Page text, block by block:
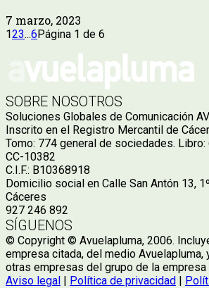
7 marzo, 2023
123...6Página 1 de 6
SOBRE NOSOTROS
Soluciones Globales de Comunicación
Inscrito en el Registro Mercantil de
Tomo: 774 general de sociedades. Libro:
CC-10382
C.I.F.: B10368918
Domicilio social en Calle San Antón 13,
Cáceres
927 246 892
SÍGUENOS
© Copyright © Avuelapluma, 2006.
empresa citada, del medio Avuelapluma,
otras empresas del grupo de la
Aviso legal | Política de privacidad |